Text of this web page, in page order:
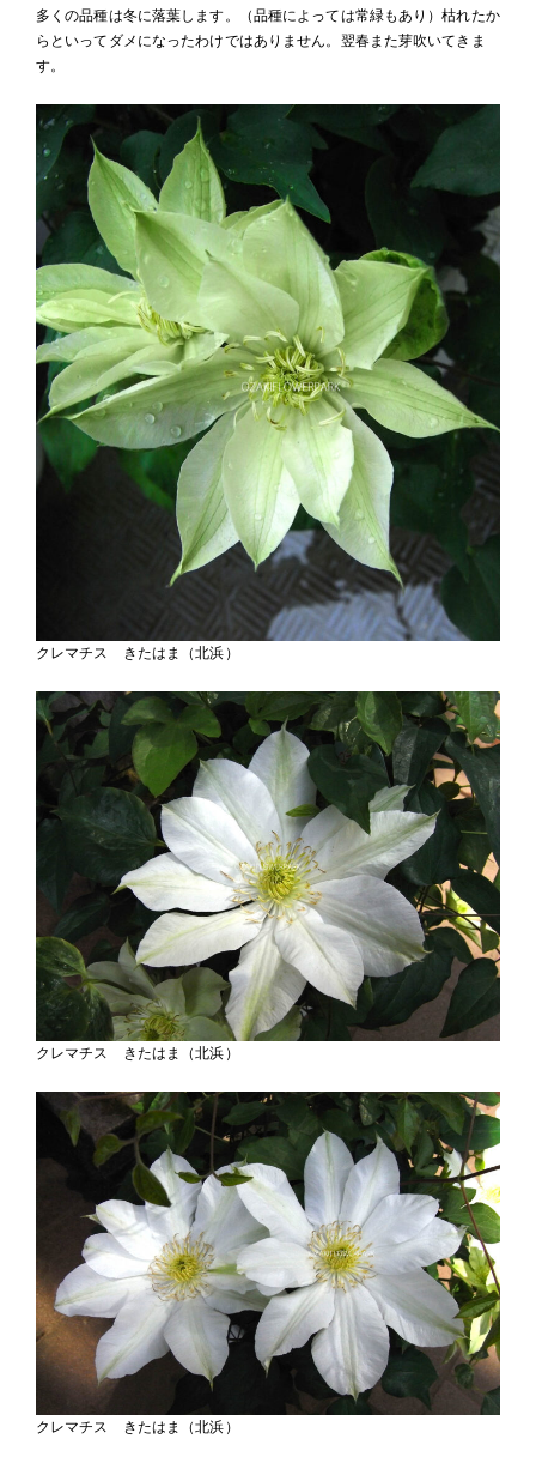
多くの品種は冬に落葉します。（品種によっては常緑もあり）枯れたか
らといってダメになったわけではありません。翌春また芽吹いてきま
す。
クレマチス きたはま（北浜）
クレマチス きたはま（北浜）
クレマチス きたはま（北浜）